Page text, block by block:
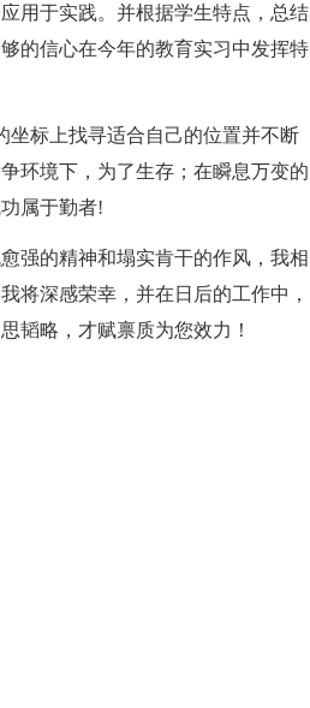
用于实践。并根据学生特点，总结
的信心在今年的教育实习中发挥特
坐标上找寻适合自己的位置并不断
环境下，为了生存；在瞬息万变的
属于勤者!
强的精神和塌实肯干的作风，我相
将深感荣幸，并在日后的工作中，
韬略，才赋禀质为您效力！